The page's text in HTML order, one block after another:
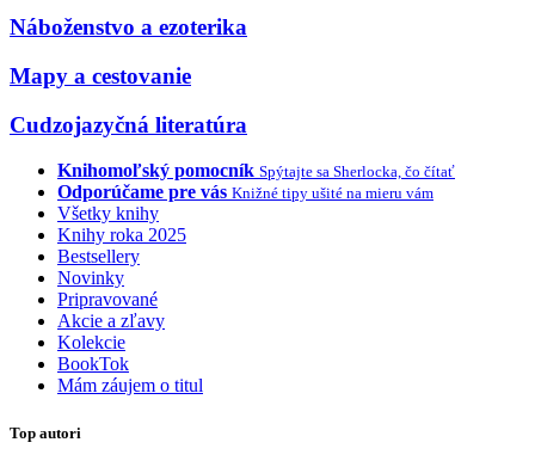
Náboženstvo a ezoterika
Mapy a cestovanie
Cudzojazyčná literatúra
Knihomoľský pomocník Spýtajte sa Sherlocka, čo čítať
Odporúčame pre vás Knižné tipy ušité na mieru vám
Všetky knihy
Knihy roka 2025
Bestsellery
Novinky
Pripravované
Akcie a zľavy
Kolekcie
BookTok
Mám záujem o titul
Top autori